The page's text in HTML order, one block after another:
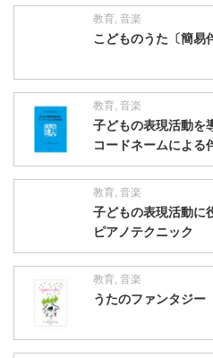
教育, 音楽
こどものうた〔簡易
教育, 音楽
子どもの表現活動を
コードネームによる
教育, 音楽
子どもの表現活動に
ピアノテクニック
教育, 音楽
うたのファンタジー